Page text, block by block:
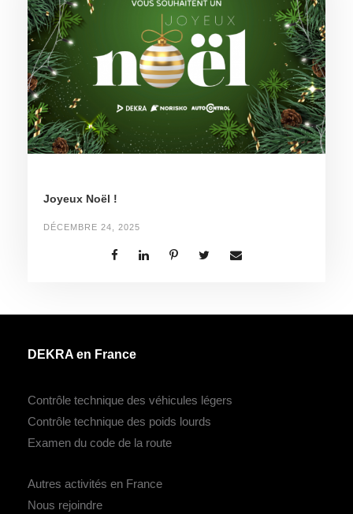
Joyeux Noël !
DÉCEMBRE 24, 2025
DEKRA en France
Contrôle technique des véhicules légers
Contrôle technique des poids lourds
Examen du code de la route
Autres activités en France
Nous rejoindre